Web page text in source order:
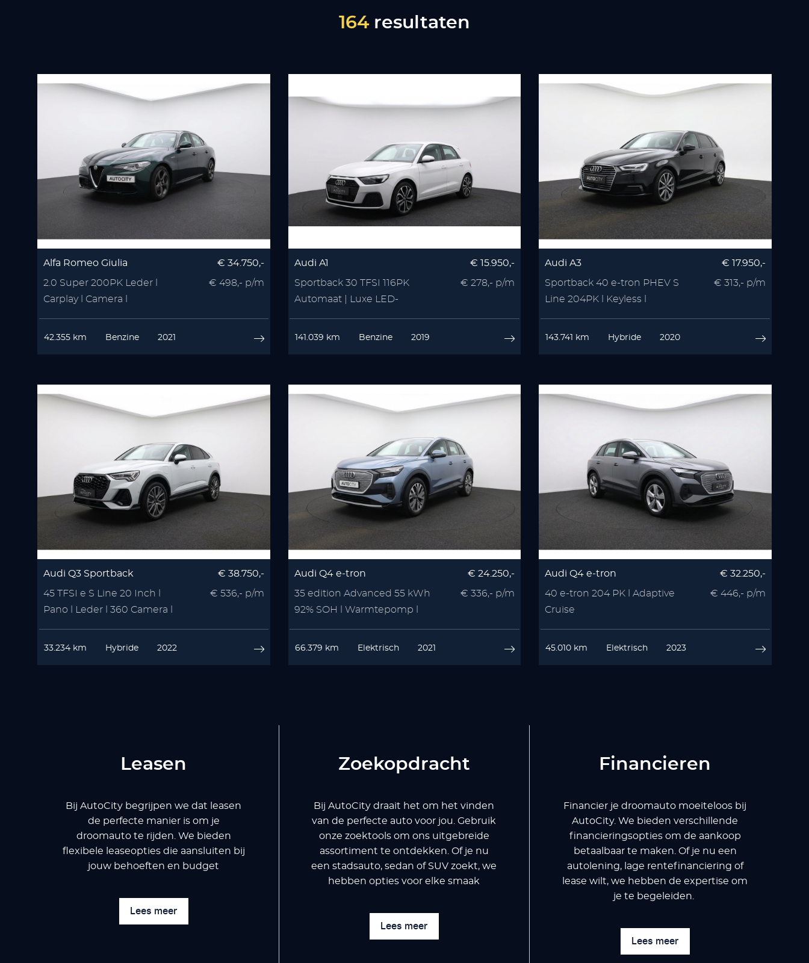
164 resultaten
Alfa Romeo Giulia
2.0 Super 200PK Leder l
Carplay l Camera l
€ 34.750,-
€ 498,- p/m
42.355 km Benzine 2021
Audi A1
Sportback 30 TFSI 116PK
Automaat | Luxe LED-
€ 15.950,-
€ 278,- p/m
141.039 km Benzine 2019
Audi A3
Sportback 40 e-tron PHEV S
Line 204PK l Keyless l
€ 17.950,-
€ 313,- p/m
143.741 km Hybride 2020
Audi Q3 Sportback
45 TFSI e S Line 20 Inch l
Pano l Leder l 360 Camera l
€ 38.750,-
€ 536,- p/m
33.234 km Hybride 2022
Audi Q4 e-tron
35 edition Advanced 55 kWh
92% SOH l Warmtepomp l
€ 24.250,-
€ 336,- p/m
66.379 km Elektrisch 2021
Audi Q4 e-tron
40 e-tron 204 PK l Adaptive
Cruise
€ 32.250,-
€ 446,- p/m
45.010 km Elektrisch 2023
Leasen
Bij AutoCity begrijpen we dat leasen
de perfecte manier is om je
droomauto te rijden. We bieden
flexibele leaseopties die aansluiten bij
jouw behoeften en budget
Lees meer
Zoekopdracht
Bij AutoCity draait het om het vinden
van de perfecte auto voor jou. Gebruik
onze zoektools om ons uitgebreide
assortiment te ontdekken. Of je nu
een stadsauto, sedan of SUV zoekt, we
hebben opties voor elke smaak
Lees meer
Financieren
Financier je droomauto moeiteloos bij
AutoCity. We bieden verschillende
financieringsopties om de aankoop
betaalbaar te maken. Of je nu een
autolening, lage rentefinanciering of
lease wilt, we hebben de expertise om
je te begeleiden.
Lees meer